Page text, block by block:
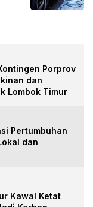
Porprov
dan
Lombok Timur
Pertumbuhan
dan
Kawal Ketat